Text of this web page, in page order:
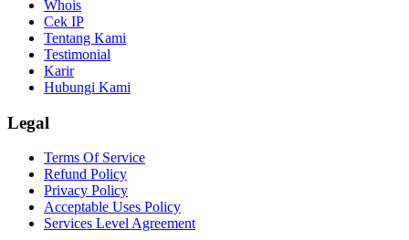
Whois
Cek IP
Tentang Kami
Testimonial
Karir
Hubungi Kami
Legal
Terms Of Service
Refund Policy
Privacy Policy
Acceptable Uses Policy
Services Level Agreement